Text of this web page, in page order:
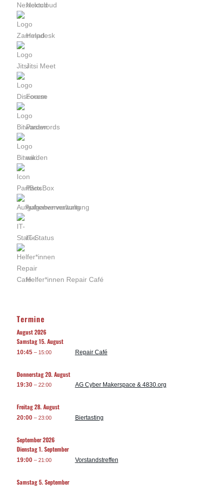
Nextcloud
Helpdesk
Jitsi Meet
Forum
Passwords
wiki
PartsBox
Aufgabenverwaltung
IT-Status
Helfer*innen Repair Café
Termine
August 2026
Samstag 15. August
10:45 – 15:00 Repair Café
Donnerstag 20. August
19:30 – 22:00 AG Cyber Makerspace & 4830.org
Freitag 28. August
20:00 – 23:00 Biertasting
September 2026
Dienstag 1. September
19:00 – 21:00 Vorstandstreffen
Samstag 5. September